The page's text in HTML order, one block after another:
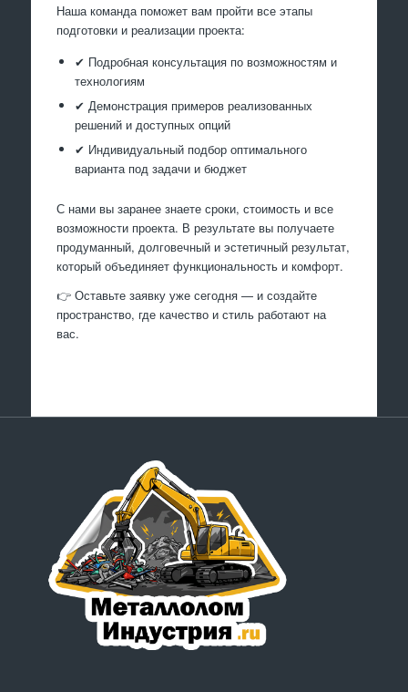
Наша команда поможет вам пройти все этапы
подготовки и реализации проекта:
✔ Подробная консультация по возможностям и
технологиям
✔ Демонстрация примеров реализованных
решений и доступных опций
✔ Индивидуальный подбор оптимального
варианта под задачи и бюджет
С нами вы заранее знаете сроки, стоимость и все
возможности проекта. В результате вы получаете
продуманный, долговечный и эстетичный результат,
который объединяет функциональность и комфорт.
👉 Оставьте заявку уже сегодня — и создайте
пространство, где качество и стиль работают на
вас.